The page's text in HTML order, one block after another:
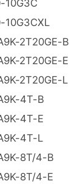
10G3C
10G3CXL
2T20GE-B
2T20GE-E
2T20GE-L
4T-B
4T-E
4T-L
8T/4-B
8T/4-E